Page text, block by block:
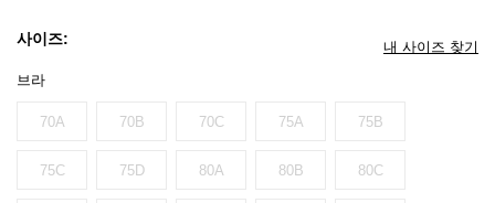
사이즈: 내 사이즈 찾기
브라
70A 70B 70C 75A 75B
75C 75D 80A 80B 80C